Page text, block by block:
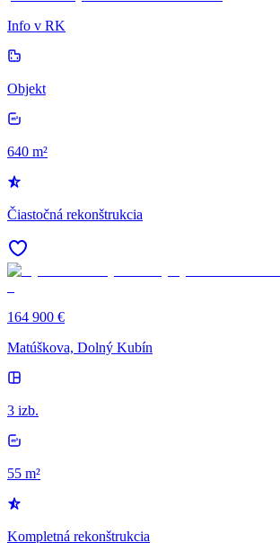
Info v RK
Objekt
640 m²
Čiastočná rekonštrukcia
164 900 €
Matúškova, Dolný Kubín
3 izb.
55 m²
Kompletná rekonštrukcia